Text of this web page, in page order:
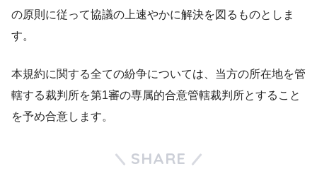
の原則に従って協議の上速やかに解決を図るものとしま
す。
本規約に関する全ての紛争については、当方の所在地を管
轄する裁判所を第1審の専属的合意管轄裁判所とすること
を予め合意します。
SHARE